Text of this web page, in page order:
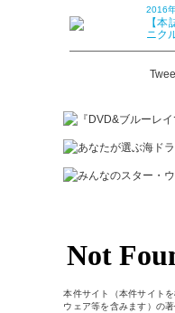
2016
【
ニク
本件サイト（本件サイト
ウェア等を含みます）の